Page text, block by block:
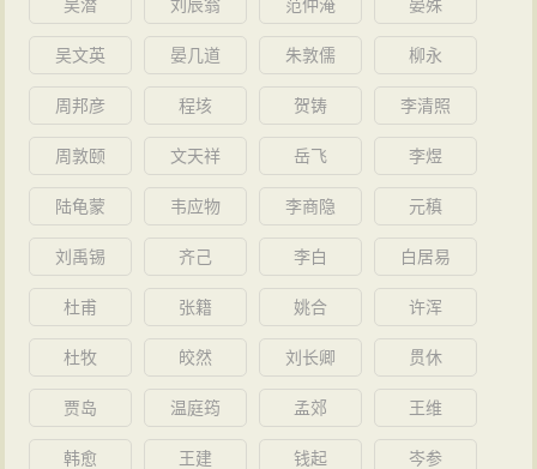
吴潜 刘辰翁 范仲淹 晏殊
吴文英 晏几道 朱敦儒 柳永
周邦彦 程垓 贺铸 李清照
周敦颐 文天祥 岳飞 李煜
陆龟蒙 韦应物 李商隐 元稹
刘禹锡 齐己 李白 白居易
杜甫 张籍 姚合 许浑
杜牧 皎然 刘长卿 贯休
贾岛 温庭筠 孟郊 王维
韩愈 王建 钱起 岑参